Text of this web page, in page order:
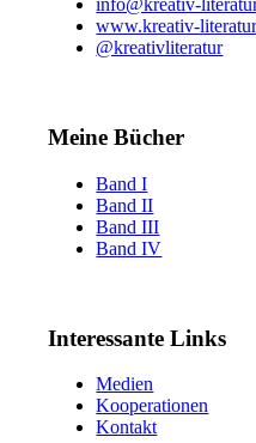
info@kreativ-
www.kreativ-
@kreativliteratur
Meine Bücher
Band I
Band II
Band III
Band IV
Interessante Links
Medien
Kooperationen
Kontakt